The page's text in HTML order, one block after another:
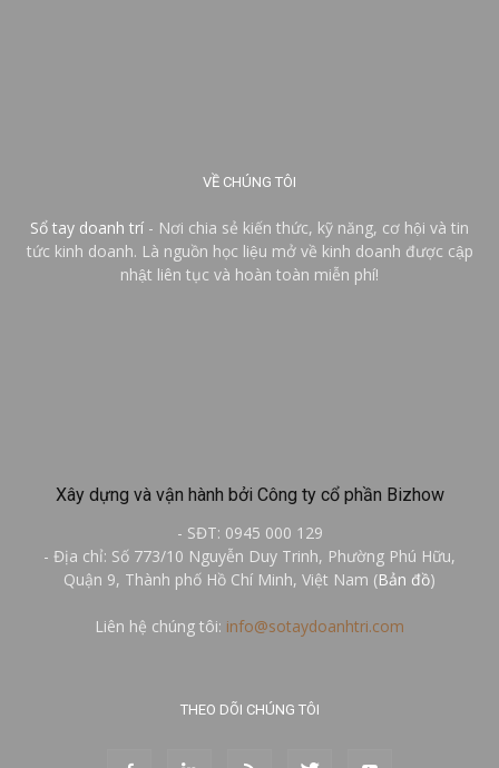
VỀ CHÚNG TÔI
Sổ tay doanh trí - Nơi chia sẻ kiến thức, kỹ năng, cơ hội và tin
tức kinh doanh. Là nguồn học liệu mở về kinh doanh được cập
nhật liên tục và hoàn toàn miễn phí!
Xây dựng và vận hành bởi Công ty cổ phần Bizhow
- SĐT: 0945 000 129
- Địa chỉ: Số 773/10 Nguyễn Duy Trinh, Phường Phú Hữu,
Quận 9, Thành phố Hồ Chí Minh, Việt Nam (Bản đồ)
Liên hệ chúng tôi: info@sotaydoanhtri.com
THEO DÕI CHÚNG TÔI